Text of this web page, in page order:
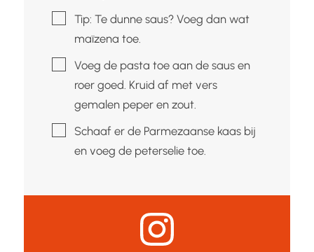
▢
Tip: Te dunne saus? Voeg dan wat
maïzena toe.
▢Voeg de pasta toe aan de saus en
roer goed. Kruid af met vers
gemalen peper en zout.
▢Schaaf er de Parmezaanse kaas bij
en voeg de peterselie toe.